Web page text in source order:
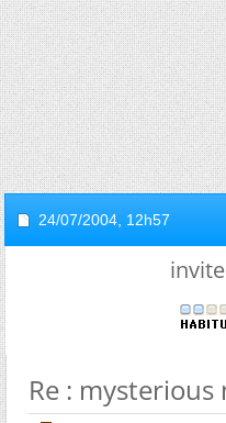
24/07/2004, 12h57
Re :